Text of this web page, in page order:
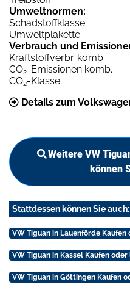
Umweltnormen:
Schadstoffklasse
Umweltplakette
Verbrauch und
Kraftstoffverbr. komb.
CO2-Emissionen komb.
CO2-Klasse
Details zum
Weitere VW
können
Stattdessen können Sie auch:
VW Tiguan in Lauenförde Kaufen
VW Tiguan in Kassel Kaufen oder
VW Tiguan in Göttingen Kaufen